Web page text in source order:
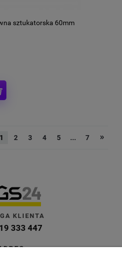
sztukatorska 60mm
1 2 3 4 5 ... 7 »
KLIENTA
333 447